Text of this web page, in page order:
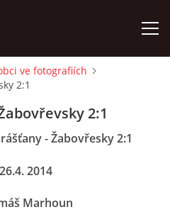
ve fotografiích
2:1
2:1
- Žabovřesky 2:1
2014
Marhoun